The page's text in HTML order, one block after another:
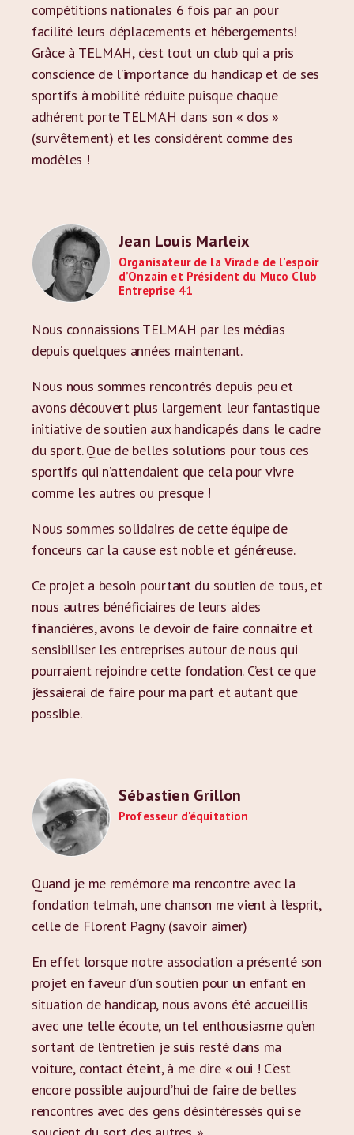
compétitions nationales 6 fois par an pour
facilité leurs déplacements et hébergements!
Grâce à TELMAH, c’est tout un club qui a pris
conscience de l’importance du handicap et de ses
sportifs à mobilité réduite puisque chaque
adhérent porte TELMAH dans son « dos »
(survêtement) et les considèrent comme des
modèles !
Jean Louis Marleix
Organisateur de la Virade de l’espoir
d’Onzain et Président du Muco Club
Entreprise 41
Nous connaissions TELMAH par les médias
depuis quelques années maintenant.
Nous nous sommes rencontrés depuis peu et
avons découvert plus largement leur fantastique
initiative de soutien aux handicapés dans le cadre
du sport. Que de belles solutions pour tous ces
sportifs qui n’attendaient que cela pour vivre
comme les autres ou presque !
Nous sommes solidaires de cette équipe de
fonceurs car la cause est noble et généreuse.
Ce projet a besoin pourtant du soutien de tous, et
nous autres bénéficiaires de leurs aides
financières, avons le devoir de faire connaitre et
sensibiliser les entreprises autour de nous qui
pourraient rejoindre cette fondation. C’est ce que
j’essaierai de faire pour ma part et autant que
possible.
Sébastien Grillon
Professeur d'équitation
Quand je me remémore ma rencontre avec la
fondation telmah, une chanson me vient à l’esprit,
celle de Florent Pagny (savoir aimer)
En effet lorsque notre association a présenté son
projet en faveur d’un soutien pour un enfant en
situation de handicap, nous avons été accueillis
avec une telle écoute, un tel enthousiasme qu’en
sortant de l’entretien je suis resté dans ma
voiture, contact éteint, à me dire « oui ! C’est
encore possible aujourd’hui de faire de belles
rencontres avec des gens désintéressés qui se